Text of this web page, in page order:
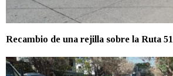
Recambio de una rejilla sobre la Ruta 51